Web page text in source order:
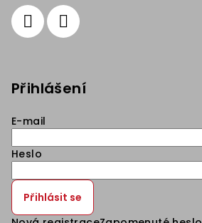
Přihlášení
E-mail
Heslo
Přihlásit se